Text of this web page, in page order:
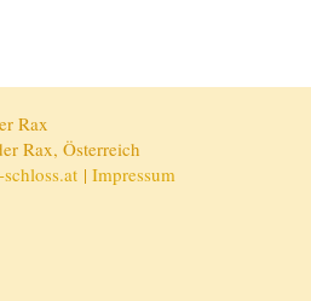
Rax
Rax, Österreich
| Impressum